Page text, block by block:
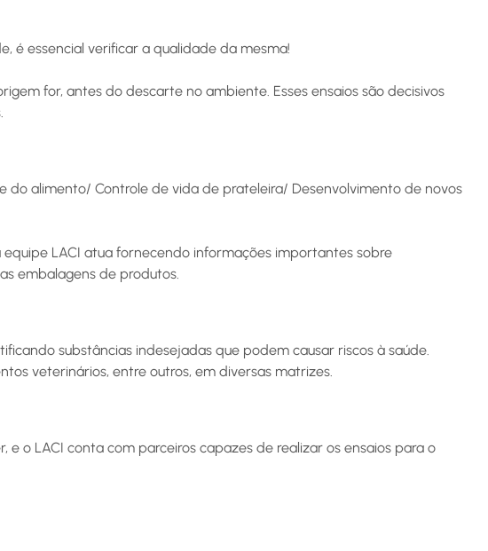
é essencial verificar a qualidade da mesma!
for, antes do descarte no ambiente. Esses ensaios são decisivos
alimento/ Controle de vida de prateleira/ Desenvolvimento de novos
LACI atua fornecendo informações importantes sobre
embalagens de produtos.
substâncias indesejadas que podem causar riscos à saúde.
veterinários, entre outros, em diversas matrizes.
o LACI conta com parceiros capazes de realizar os ensaios para o